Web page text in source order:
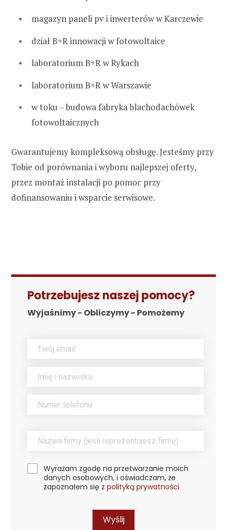
magazyn paneli pv i inwerterów w Karczewie
dział B+R innowacji w fotowoltaice
laboratorium B+R w Rykach
laboratorium B+R w Warszawie
w toku – budowa fabryka blachodachówek
fotowoltaicznych
Gwarantujemy kompleksową obsługę. Jesteśmy przy
Tobie od porównania i wyboru najlepszej oferty,
przez montaż instalacji po pomoc przy
dofinansowaniu i wsparcie serwisowe.
Potrzebujesz naszej pomocy?
Wyjaśnimy - Obliczymy - Pomożemy
Wyrażam zgodę na przetwarzanie moich
danych osobowych, i oświadczam, że
zapoznałem się z polityką prywatności
Wyślij